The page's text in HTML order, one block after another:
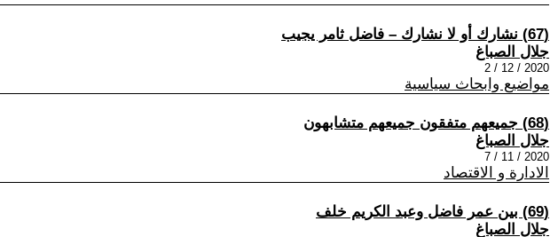
(67) نشارك أو لا نشارك – فاضل ثامر يجيب
جلال الصباغ
2020 / 12 / 2
مواضيع وابحاث سياسية
(68) جميعهم متفقون جميعهم متشابهون
جلال الصباغ
2020 / 11 / 7
الادارة و الاقتصاد
(69) بين عمر فاضل وعبد الكريم خلف
جلال الصباغ